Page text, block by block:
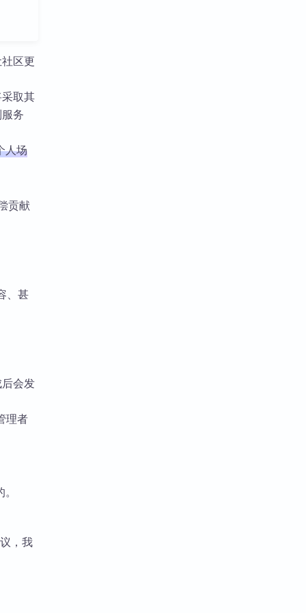
区更
取其
务
人场
贡献
、甚
会发
理者
，我